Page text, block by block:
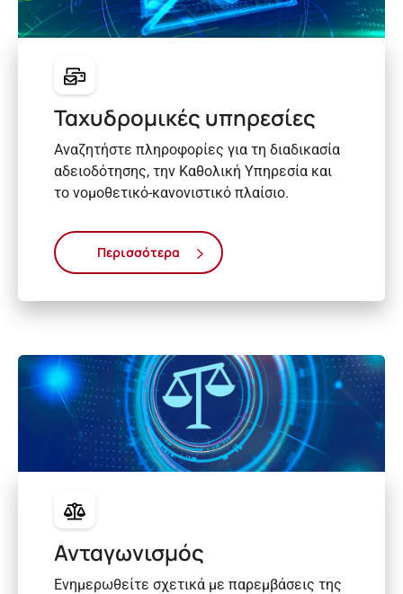
Ταχυδρομικές υπηρεσίες
Αναζητήστε πληροφορίες για τη διαδικασία
αδειοδότησης, την Καθολική Υπηρεσία και
το νομοθετικό-κανονιστικό πλαίσιο.
Περισσότερα
Ανταγωνισμός
Ενημερωθείτε σχετικά με παρεμβάσεις της